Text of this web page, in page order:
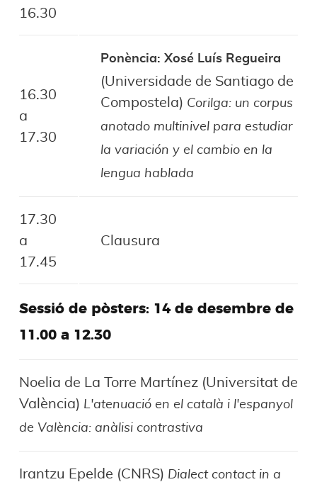
16.30
16.30
a
17.30
Ponència: Xosé Luís Regueira
(Universidade de Santiago de
Compostela) Corilga: un corpus
anotado multinivel para estudiar
la variación y el cambio en la
lengua hablada
17.30
a
17.45
Clausura
Sessió de pòsters: 14 de desembre de
11.00 a 12.30
Noelia de La Torre Martínez (Universitat de
València) L'atenuació en el català i l'espanyol
de València: anàlisi contrastiva
Irantzu Epelde (CNRS) Dialect contact in a